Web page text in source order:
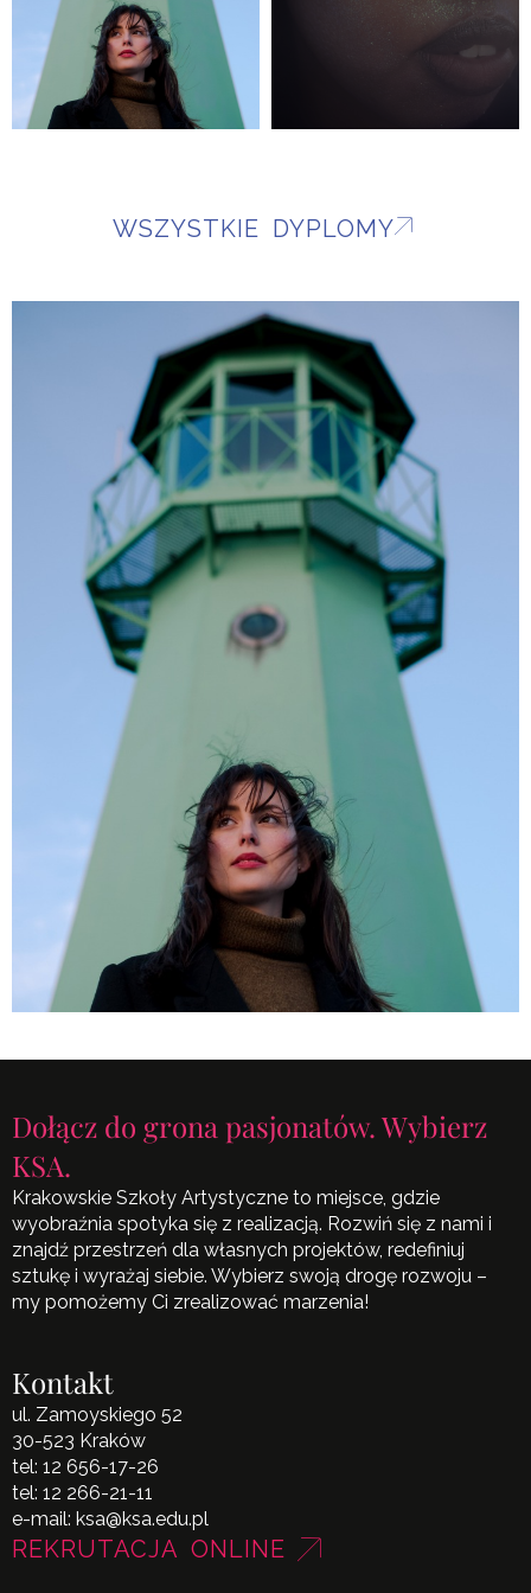
WSZYSTKIE DYPLOMY
Dołącz do grona pasjonatów. Wybierz
KSA.
Krakowskie Szkoły Artystyczne to miejsce, gdzie
wyobraźnia spotyka się z realizacją. Rozwiń się z nami i
znajdź przestrzeń dla własnych projektów, redefiniuj
sztukę i wyrażaj siebie. Wybierz swoją drogę rozwoju –
my pomożemy Ci zrealizować marzenia!
Kontakt
ul. Zamoyskiego 52
30-523 Kraków
tel: 12 656-17-26
tel: 12 266-21-11
e-mail: ksa@ksa.edu.pl
REKRUTACJA ONLINE